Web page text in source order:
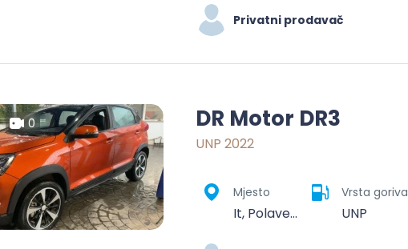
Privatni prodavač
0 DR Motor DR3
UNP 2022
Mjesto
It, Polaveno, Comunità montana della valle Trompia, Brescia, Lombardy, 25060, Italy
Vrsta goriva
UNP